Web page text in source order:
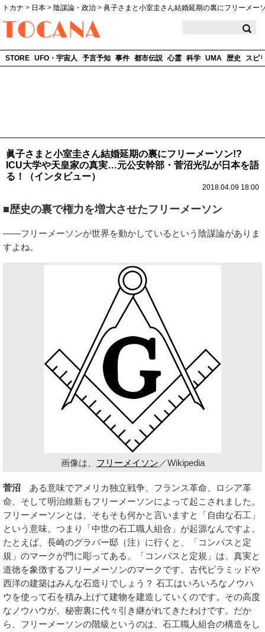
トカナ > 日本 > 陰謀論・政治 > 眞子さまと小室圭さん結婚延期の裏にフリーメー
STORE UFO・宇宙人 予言予知 事件 都市伝説 心霊 科学 UMA 歴史 スピ
眞子さまと小室圭さん結婚延期の裏にフリーメーソン!?
ICU大学や天皇家の真実…元公安幹部・菅沼光弘が日本を語
る！（インタビュー）
2018.04.09 18:00
■歴史の裏で権力を増大させたフリーメーソン
――フリーメーソンが世界を動かしているという陰謀論がありま
すよね。
画像は、 フリーメイソン ／Wikipedia
菅沼 ある意味でアメリカ独立戦争、フランス革命、ロシア革
命、そして明治維新もフリーメーソンによって起こされました。
フリーメーソンとは、そもそも何かと言いますと「自由な石工」
という意味。つまり「中世の石工職人組合」が起源なんですよ。
たとえば、長崎のグラバー邸（注）に行くと、「コンパスと定
規」のマークが門に彫ってある。「コンパスと定規」は、真実と
道徳を象徴するフリーメーソンのマークです。古代ピラミッドや
西洋の建築はみんな石造りでしょう？ 石工はいろいろなノウハ
ウを使って石を積み上げて建物を建造していくのです。その高度
なノウハウが、秘密裏に代々引き継がれてきたわけです。だか
ら、フリーメーソンの階級というのは、石工職人組合の構造をし